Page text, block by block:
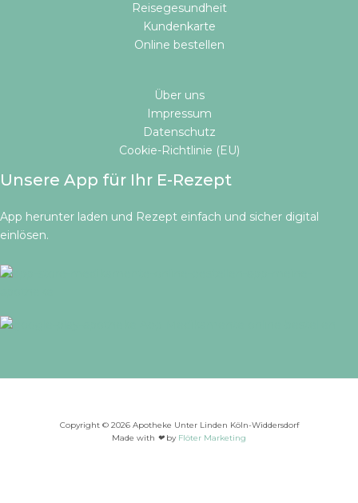
Reisegesundheit
Kundenkarte
Online bestellen​
Über uns
Impressum
Datenschutz
Cookie-Richtlinie (EU)
Unsere App für Ihr E-Rezept
App herunter laden und Rezept einfach und sicher digital
einlösen.
Copyright © 2026 Apotheke Unter Linden Köln-Widdersdorf
Made with ❤by Flöter Marketing